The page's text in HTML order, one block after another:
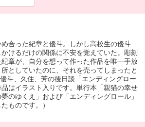
合った紀章と優斗。しかし高校生の優斗
けるだけの関係に不安を覚えていた。彫刻
章が、自分を想って作った作品を唯一手放
としていたのに、それを売ってしまったと
、久住、芳の後日談「エンディングロー
はイラスト入りです。単行本「親猫の幸せ
のゆくえ」および「エンディングロール」
ものです。）